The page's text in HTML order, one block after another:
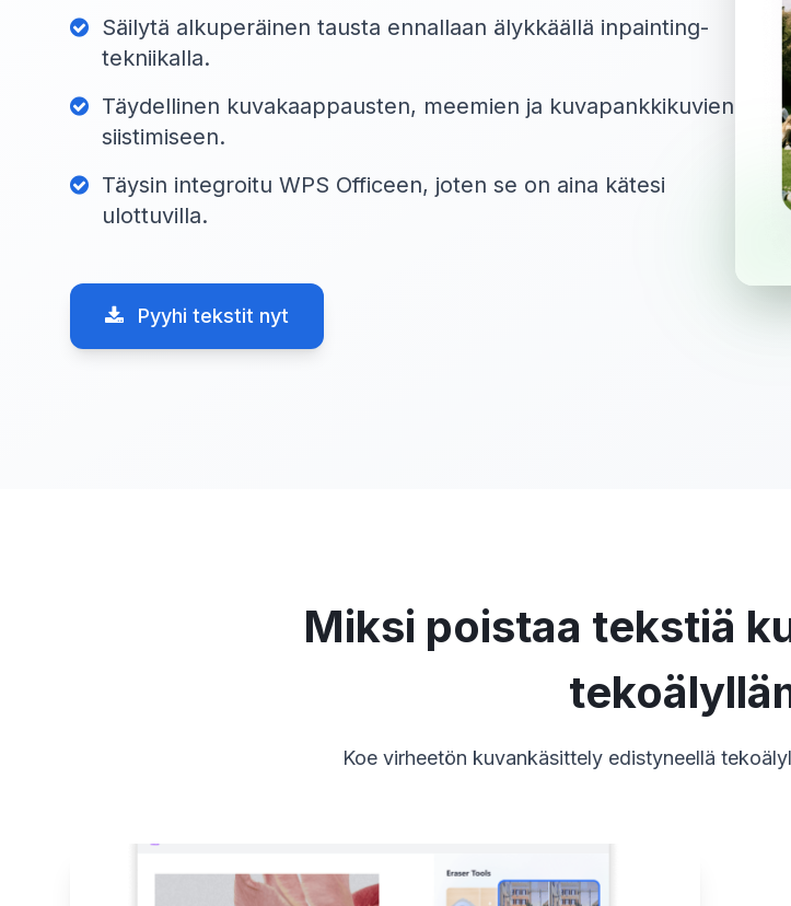
Säilytä alkuperäinen tausta ennallaan älykkäällä inpainting-
tekniikalla.
Täydellinen kuvakaappausten, meemien ja kuvapankkikuvien
siistimiseen.
Täysin integroitu WPS Officeen, joten se on aina kätesi
ulottuvilla.
Pyyhi tekstit nyt
Miksi poistaa tekstiä
Koe virheetön kuvankäsittely edistyneellä